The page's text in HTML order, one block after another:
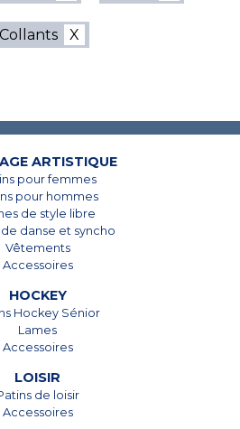
Taschereau
Qc
J4Y 1A4
678-5442
Collants
ARTISTIQUE
pour femmes
pour hommes
de style libre
danse et syncho
Vêtements
Accessoires
HOCKEY
Hockey Sénior
Lames
Accessoires
LOISIR
de loisir
Accessoires
Taschereau
Qc
J4Y 1A4
678-5442